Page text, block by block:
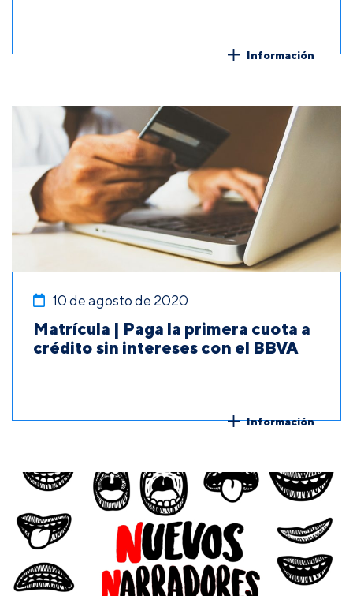
Información
10 de agosto de 2020
Matrícula | Paga la primera cuota a
crédito sin intereses con el BBVA
Información